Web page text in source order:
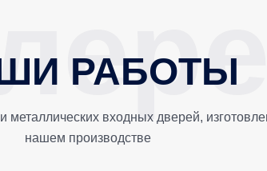
РАБОТЫ
металлических входных дверей,
нашем производстве